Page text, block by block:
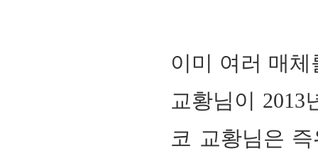
이미 여러 매
교황님이
코 교황님은